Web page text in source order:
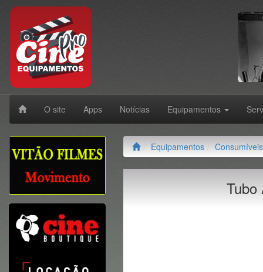
O site Apps Notícias Equipamentos
Equipamentos Consumíveis
Tubo